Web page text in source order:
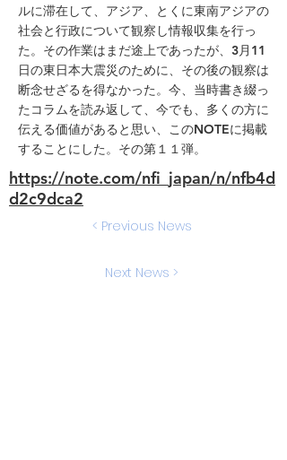
ルに滞在して、アジア、とくに東南アジアの
社会と行政について観察し情報収集を行っ
た。その作業はまだ途上であったが、3月11
日の東日本大震災のために、その後の観察は
断念せざるを得なかった。今、当時書き綴っ
たコラムを読み返して、今でも、多くの方に
伝える価値があると思い、このNOTEに掲載
することにした。その第１１弾。
https://note.com/nfi_japan/n/nfb4d
d2c9dca2
< Previous News
Next News >